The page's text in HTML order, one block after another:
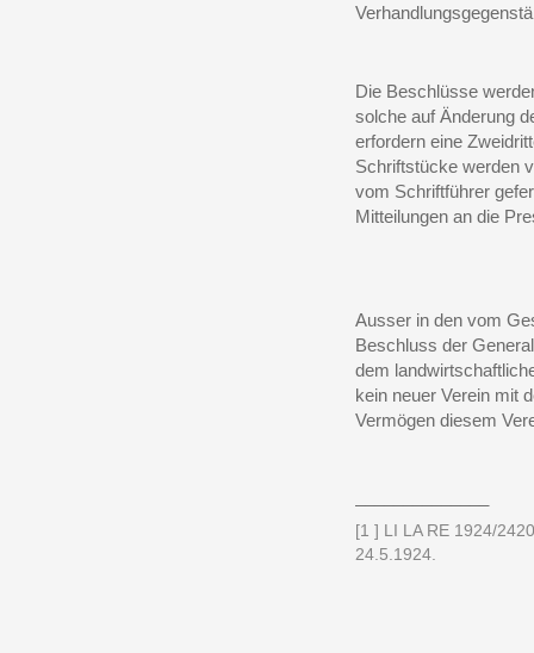
Die Beschlüsse
solche auf Änderung
erfordern eine
Schriftstücke werden
vom Schriftführer
Mitteilungen an die
Ausser in den vom
Beschluss der
dem
kein neuer Verein mit
Vermögen diesem
[1 ] LI LA RE 1924/
24.5.1924.